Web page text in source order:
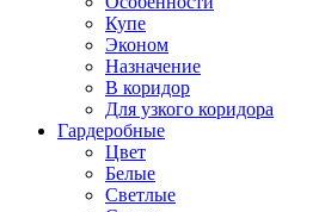
Купе
Эконом
Назначение
В коридор
Для узкого коридора
Гардеробные
Цвет
Белые
Светлые